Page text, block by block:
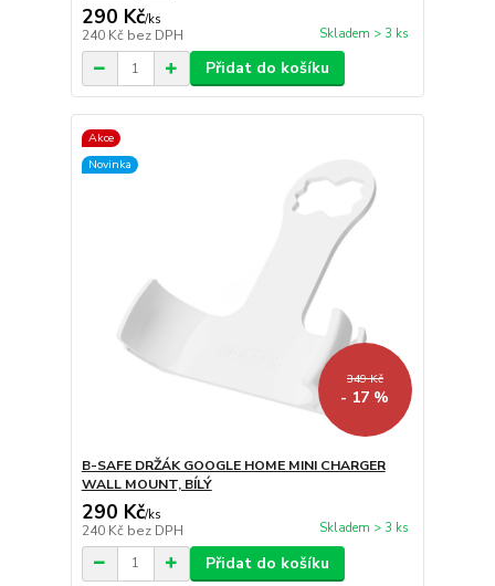
290 Kč/ks
240 Kč bez DPH Skladem > 3 ks
Přidat do košíku
Akce
Novinka
349 Kč
- 17 %
B-SAFE DRŽÁK GOOGLE HOME MINI CHARGER
WALL MOUNT, BÍLÝ
290 Kč/ks
240 Kč bez DPH Skladem > 3 ks
Přidat do košíku